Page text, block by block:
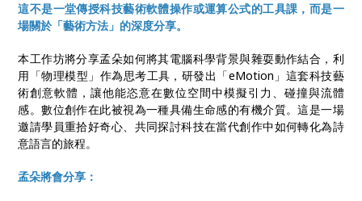
這不是一堂傳授科技藝術軟體操作或運算公式的工具課，而是一
場關於「藝術方法」的深度分享。
本工作坊將分享孟朵如何將其電腦科學背景與雜耍動作結合，利
用「物理模型」作為思考工具，研發出「eMotion」這套科技藝
術創意軟體，讓他能恣意在數位空間中模擬引力、碰撞與流體
感。數位創作在此被視為一種具備生命感的有機介質。這是一場
邀請學員重拾好奇心、共同探討科技在當代創作中如何轉化為詩
意語言的旅程。
孟朵將會分享：